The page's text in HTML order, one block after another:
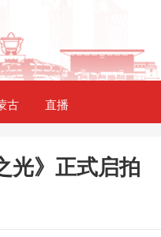
古 直播
光》正式启拍